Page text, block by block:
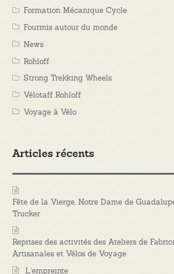
Formation Mécanique Cycle
Fourmis autour du monde
News
Rohloff
Strong Trekking Wheels
Vélotaff Rohloff
Voyage à Vélo
Articles récents
Fête de la Vierge, Notre Dame de
Trucker
Reprises des activités des Ateliers de
Artisanales et Vélos de Voyage
L’empreinte